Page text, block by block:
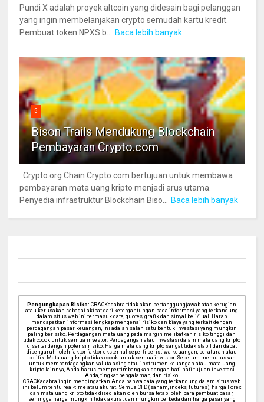
Pundi X adalah proyek altcoin yang didesain bagi pelanggan
yang ingin membelanjakan crypto semudah kartu kredit.
Pembuat token NPXS b...
Baca lebih banyak
5
Bison Trails Mendukung Blockchain
Pembayaran Crypto.com
Crypto.org Chain Crypto.com bertujuan untuk membawa
pembayaran mata uang kripto menjadi arus utama.
Penyedia infrastruktur Blockchain Biso...
Baca lebih banyak
Pengungkapan Risiko: CRACKadabra tidak akan bertanggungjawab atas kerugian
atau kerusakan sebagai akibat dari ketergantungan pada informasi yang terkandung
dalam situs web ini termasuk data, quotes, grafik dan sinyal beli/jual. Harap
mendapatkan informasi lengkap mengenai risiko dan biaya yang terkait dengan
perdagangan pasar keuangan, ini adalah salah satu bentuk investasi yang mungkin
paling berisiko. Perdagangan mata uang pada margin melibatkan risiko tinggi, dan
tidak cocok untuk semua investor. Perdagangan atau investasi dalam mata uang kripto
disertai dengan potensi risiko. Harga mata uang kripto sangat tidak stabil dan dapat
dipengaruhi oleh faktor-faktor eksternal seperti peristiwa keuangan, peraturan atau
politik. Mata uang kripto tidak cocok untuk semua investor. Sebelum memutuskan
untuk memperdagangkan valuta asing atau instrumen keuangan atau mata uang
kripto lainnya, Anda harus mempertimbangkan dengan hati-hati tujuan investasi
Anda, tingkat pengalaman, dan risiko.
CRACKadabra ingin mengingatkan Anda bahwa data yang terkandung dalam situs web
ini belum tentu real-time atau akurat. Semua CFD (saham, indeks, futures), harga Forex
dan mata uang kripto tidak disediakan oleh bursa tetapi oleh para pembuat pasar,
sehingga harga mungkin tidak akurat dan mungkin berbeda dari harga pasar yang